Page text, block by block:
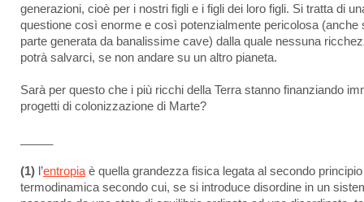
generazioni, cioè per i nostri figli e i figli dei loro figli. Si tratta di
questione così enorme e così potenzialmente pericolosa (anche
parte generata da banalissime cave) dalla quale nessuna
potrà salvarci, se non andare su un altro pianeta.
Sarà per questo che i più ricchi della Terra stanno finanziando
progetti di colonizzazione di Marte?
(1) l’entropia è quella grandezza fisica legata al secondo
termodinamica secondo cui, se si introduce disordine in un